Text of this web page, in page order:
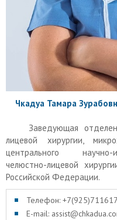
Чкадуа Тамара
Заведующая
лицевой хирургии,
центрального научно-
челюстно-лицевой
Российской Федерации.
Телефон:
E-mail: